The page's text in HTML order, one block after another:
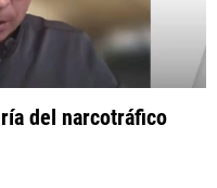
del narcotráfico